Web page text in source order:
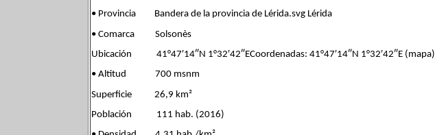
• Provincia Bandera de la provincia de Lérida.svg Lérida
• Comarca Solsonès
Ubicación 41°47′14″N 1°32′42″ECoordenadas: 41°47′14″N 1°32′42″E (mapa)
• Altitud 700 msnm
Superficie 26,9 km²
Población 111 hab. (2016)